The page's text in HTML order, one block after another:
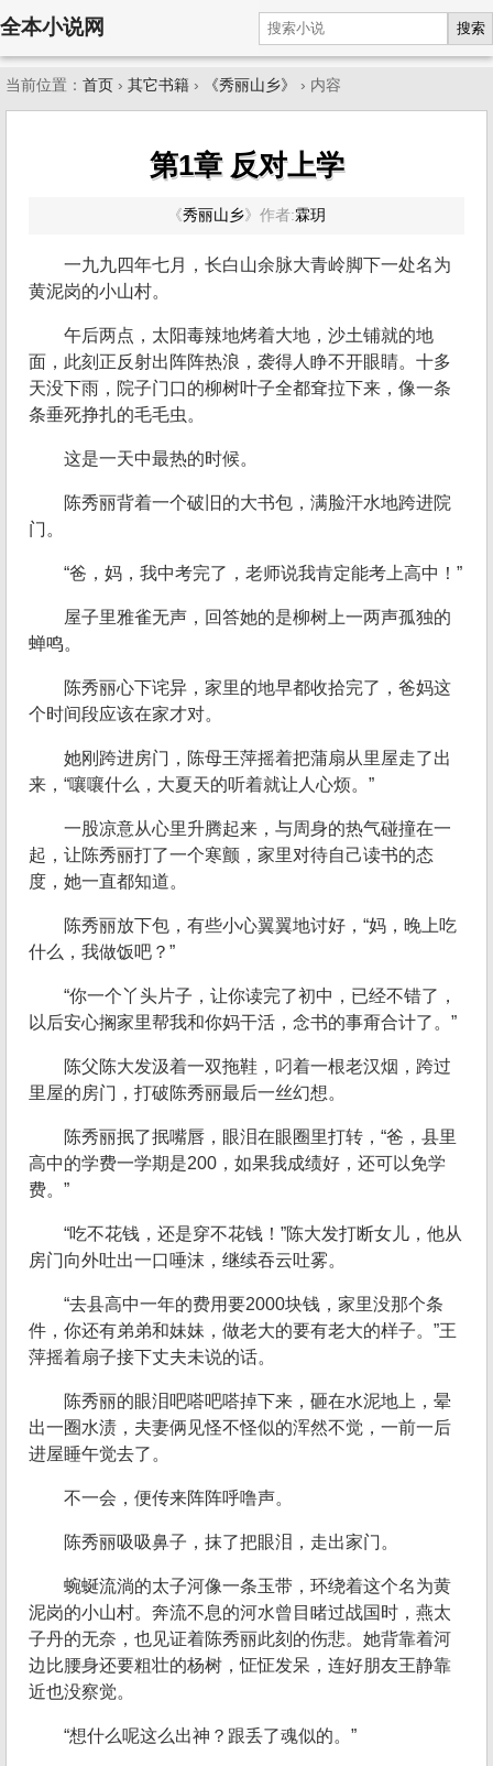
全本小说网 搜索
当前位置： 首页 › 其它书籍 › 《秀丽山乡》 › 内容
第1章 反对上学
《秀丽山乡》 作者:霖玥
一九九四年七月，长白山余脉大青岭脚下一处名为
黄泥岗的小山村。
午后两点，太阳毒辣地烤着大地，沙土铺就的地
面，此刻正反射出阵阵热浪，袭得人睁不开眼睛。十多
天没下雨，院子门口的柳树叶子全都耷拉下来，像一条
条垂死挣扎的毛毛虫。
这是一天中最热的时候。
陈秀丽背着一个破旧的大书包，满脸汗水地跨进院
门。
“爸，妈，我中考完了，老师说我肯定能考上高中！”
屋子里雅雀无声，回答她的是柳树上一两声孤独的
蝉鸣。
陈秀丽心下诧异，家里的地早都收拾完了，爸妈这
个时间段应该在家才对。
她刚跨进房门，陈母王萍摇着把蒲扇从里屋走了出
来，“嚷嚷什么，大夏天的听着就让人心烦。”
一股凉意从心里升腾起来，与周身的热气碰撞在一
起，让陈秀丽打了一个寒颤，家里对待自己读书的态
度，她一直都知道。
陈秀丽放下包，有些小心翼翼地讨好，“妈，晚上吃
什么，我做饭吧？”
“你一个丫头片子，让你读完了初中，已经不错了，
以后安心搁家里帮我和你妈干活，念书的事甭合计了。”
陈父陈大发汲着一双拖鞋，叼着一根老汉烟，跨过
里屋的房门，打破陈秀丽最后一丝幻想。
陈秀丽抿了抿嘴唇，眼泪在眼圈里打转，“爸，县里
高中的学费一学期是200，如果我成绩好，还可以免学
费。”
“吃不花钱，还是穿不花钱！”陈大发打断女儿，他从
房门向外吐出一口唾沫，继续吞云吐雾。
“去县高中一年的费用要2000块钱，家里没那个条
件，你还有弟弟和妹妹，做老大的要有老大的样子。”王
萍摇着扇子接下丈夫未说的话。
陈秀丽的眼泪吧嗒吧嗒掉下来，砸在水泥地上，晕
出一圈水渍，夫妻俩见怪不怪似的浑然不觉，一前一后
进屋睡午觉去了。
不一会，便传来阵阵呼噜声。
陈秀丽吸吸鼻子，抹了把眼泪，走出家门。
蜿蜒流淌的太子河像一条玉带，环绕着这个名为黄
泥岗的小山村。奔流不息的河水曾目睹过战国时，燕太
子丹的无奈，也见证着陈秀丽此刻的伤悲。她背靠着河
边比腰身还要粗壮的杨树，怔怔发呆，连好朋友王静靠
近也没察觉。
“想什么呢这么出神？跟丢了魂似的。”